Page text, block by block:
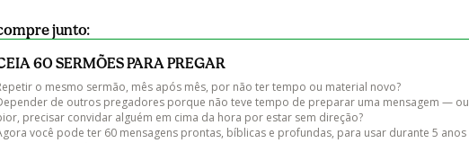
junto:
60 SERMÕES PARA PREGAR
o mesmo sermão, mês após mês, por não ter tempo ou material novo?
de outros pregadores porque não teve tempo de preparar uma mensagem — ou
precisar convidar alguém em cima da hora por estar sem direção?
você pode ter 60 mensagens prontas, bíblicas e profundas, para usar durante 5 anos